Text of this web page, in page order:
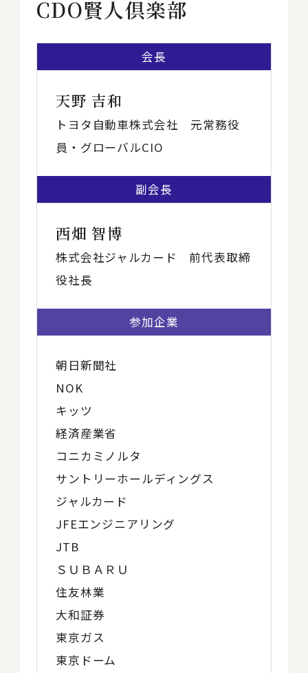
CDO賢人倶楽部
会長
天野 吉和
トヨタ自動車株式会社 元常務役
員・グローバルCIO
副会長
西畑 智博
株式会社ジャルカード 前代表取締
役社長
参加企業
朝日新聞社
NOK
キッツ
経済産業省
コニカミノルタ
サントリーホールディングス
ジャルカード
JFEエンジニアリング
JTB
ＳＵＢＡＲＵ
住友林業
大和証券
東京ガス
東京ドーム